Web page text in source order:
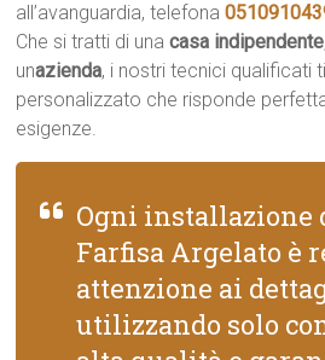
all’avanguardia, telefona
Che si tratti di unacasa indipendente
unazienda, i nostri tecnici qualificati
personalizzato che risponde
esigenze.
Ogni installazione
Farfisa Argelato è
attenzione ai
utilizzando solo